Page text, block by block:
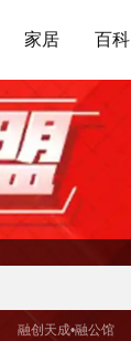
家居 百科
融创天成•融公馆